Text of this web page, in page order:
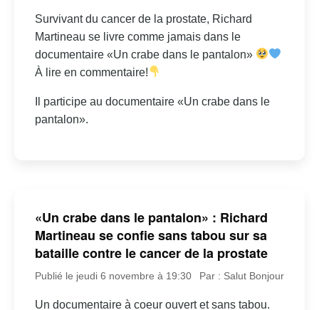
Survivant du cancer de la prostate, Richard
Martineau se livre comme jamais dans le
documentaire «Un crabe dans le pantalon»
À lire en commentaire!
Il participe au documentaire «Un crabe dans le
pantalon».
«Un crabe dans le pantalon» : Richard
Martineau se confie sans tabou sur sa
bataille contre le cancer de la prostate
Publié le jeudi 6 novembre à 19:30 Par : Salut Bonjour
Un documentaire à coeur ouvert et sans tabou.